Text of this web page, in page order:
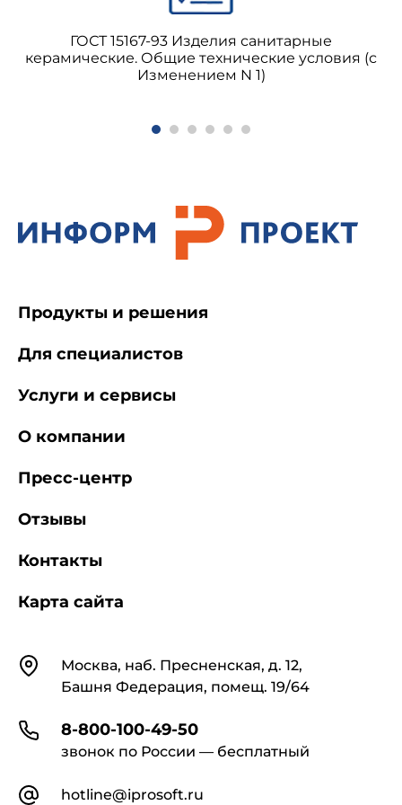
коллекторы, а также их элементы - очень
толстой линией;
ГОСТ 15167-93 Изделия санитарные
керамические. Общие технические условия (с
Изменением N 1)
КонтактыМосква, наб. Пресненская, д. 12,
Башня Федерация, помещ. 19/64
8-800-100-49-50
звонок по России — бесплатный
hotline@iprosoft.ru
Продукты и решения
Для специалистов
Услуги и сервисы
О компании
Пресс-центр
Отзывы
Контакты
Карта сайта